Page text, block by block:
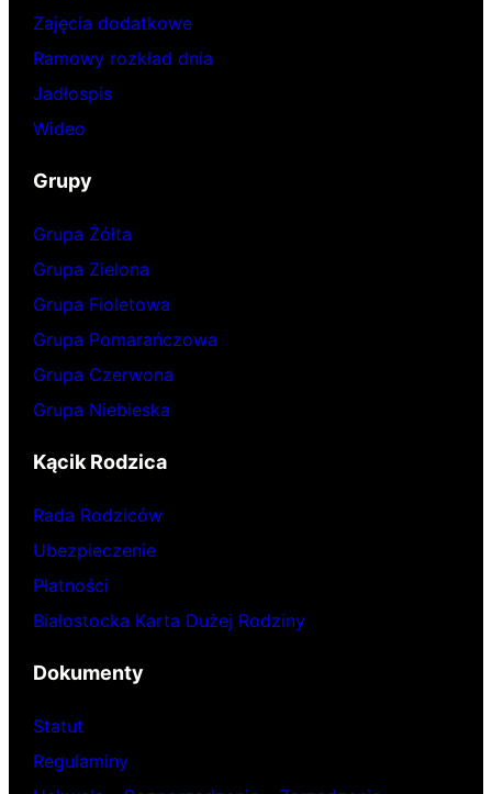
Zajęcia dodatkowe
Ramowy rozkład dnia
Jadłospis
Wideo
Grupy
Grupa Żółta
Grupa Zielona
Grupa Fioletowa
Grupa Pomarańczowa
Grupa Czerwona
Grupa Niebieska
Kącik Rodzica
Rada Rodziców
Ubezpieczenie
Płatności
Białostocka Karta Dużej Rodziny
Dokumenty
Statut
Regulaminy